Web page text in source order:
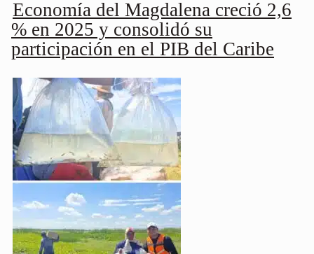
Economía del Magdalena creció 2,6
% en 2025 y consolidó su
participación en el PIB del Caribe